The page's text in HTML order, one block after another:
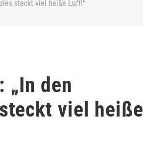
steckt viel heiße Luft!“
„In den
viel heiße